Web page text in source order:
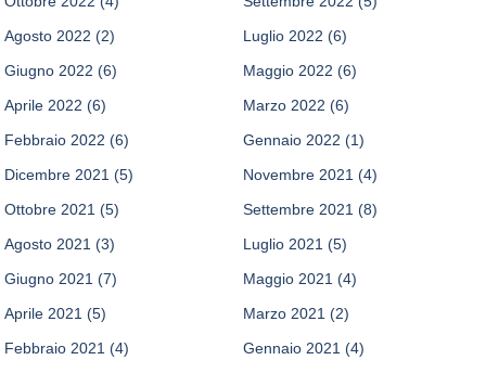
Agosto 2022 (2) Luglio 2022 (6)
Giugno 2022 (6) Maggio 2022 (6)
Aprile 2022 (6) Marzo 2022 (6)
Febbraio 2022 (6) Gennaio 2022 (1)
Dicembre 2021 (5) Novembre 2021 (4)
Ottobre 2021 (5) Settembre 2021 (8)
Agosto 2021 (3) Luglio 2021 (5)
Giugno 2021 (7) Maggio 2021 (4)
Aprile 2021 (5) Marzo 2021 (2)
Febbraio 2021 (4) Gennaio 2021 (4)